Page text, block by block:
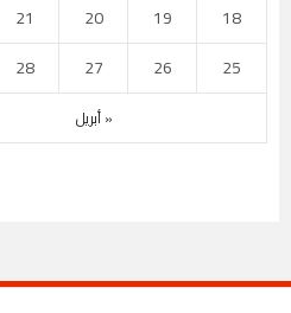
« أبريل
18
19
20
21
25
26
27
28